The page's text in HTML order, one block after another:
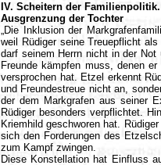
IV. Scheitern der Familienpolitik.
Ausgrenzung der Tochter
„Die Inklusion der
weil Rüdiger seine Treuepflicht
darf seinem Herrn nicht in der
Freunde kämpfen muss, denen
versprochen hat. Etzel erkennt
und Freundestreue nicht an,
der dem Markgrafen aus seiner
Rüdiger besonders verpflichtet.
Kriemhild geschworen hat.
sich den Forderungen des
zum Kampf zwingen.
Diese Konstellation hat Einfluss